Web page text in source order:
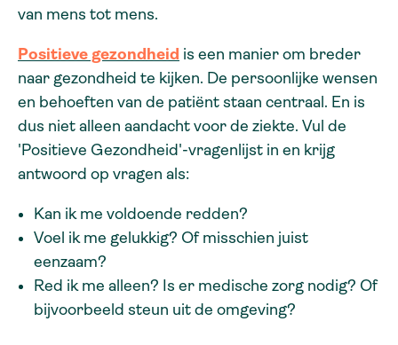
van mens tot mens.
Positieve gezondheid is een manier om breder
naar gezondheid te kijken. De persoonlijke wensen
en behoeften van de patiënt staan centraal. En is
dus niet alleen aandacht voor de ziekte. Vul de
'Positieve Gezondheid'-vragenlijst in en krijg
antwoord op vragen als:
Kan ik me voldoende redden?
Voel ik me gelukkig? Of misschien juist
eenzaam?
Red ik me alleen? Is er medische zorg nodig? Of
bijvoorbeeld steun uit de omgeving?